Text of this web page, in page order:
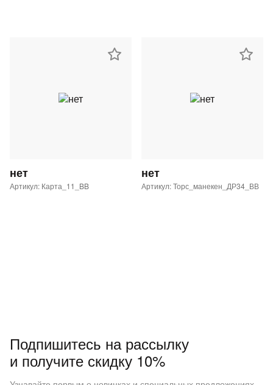
нет
Артикул: Карта_11_BB
нет
Артикул: Торс_манекен_ДР34_ВВ
Подпишитесь на рассылку
и получите скидку 10%